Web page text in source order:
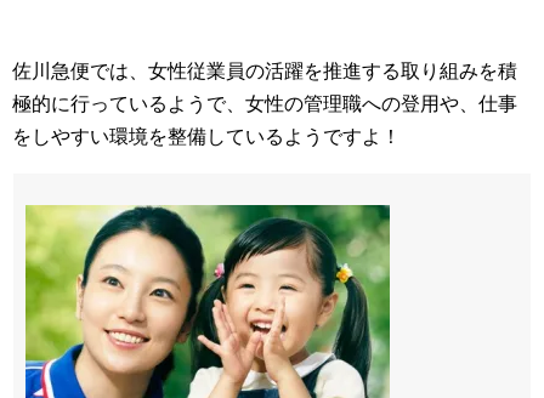
佐川急便では、女性従業員の活躍を推進する取り組みを積
極的に行っているようで、女性の管理職への登用や、仕事
をしやすい環境を整備しているようですよ！